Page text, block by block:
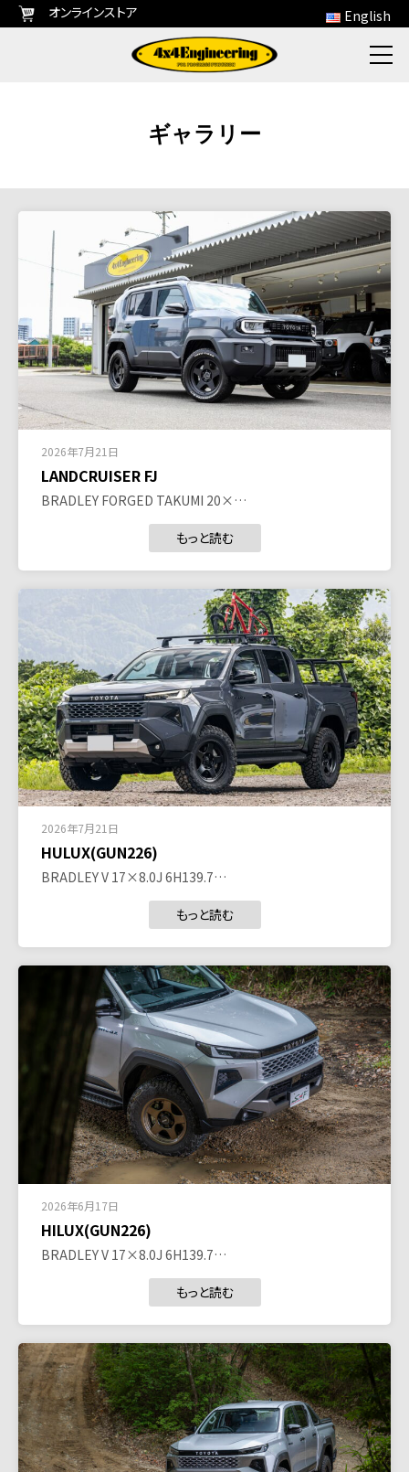
オンラインストア English
ギャラリー
2026年7月21日
LANDCRUISER FJ
BRADLEY FORGED TAKUMI 20×…
もっと読む
2026年7月21日
HULUX(GUN226)
BRADLEY V 17×8.0J 6H139.7…
もっと読む
2026年6月17日
HILUX(GUN226)
BRADLEY V 17×8.0J 6H139.7…
もっと読む